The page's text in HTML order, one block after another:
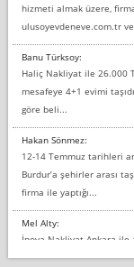
hizmeti almak üzere,
ulusoyevdeneve.com.tr
Banu Türksoy:
Haliç Nakliyat ile 26.000
mesafeye 4+1 evimi
göre beli...
Hakan Sönmez:
12-14 Temmuz tarihleri
Burdur’a şehirler arası
firma ile yaptığı...
Mel Alty:
İnova Nakliyat Ankara ile
Salon duvarına bir